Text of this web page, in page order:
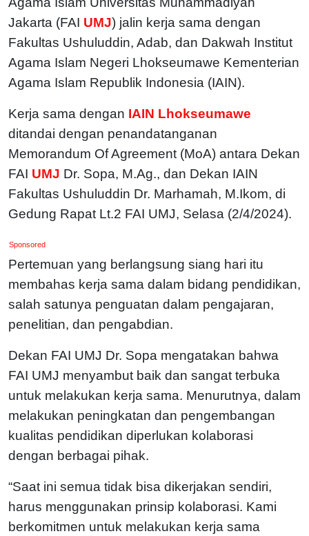
Jakarta (FAI UMJ) jalin kerja sama dengan
Fakultas Ushuluddin, Adab, dan Dakwah Institut
Agama Islam Negeri Lhokseumawe Kementerian
Agama Islam Republik Indonesia (IAIN).
Kerja sama dengan IAIN Lhokseumawe
ditandai dengan penandatanganan
Memorandum Of Agreement (MoA) antara Dekan
FAI UMJ Dr. Sopa, M.Ag., dan Dekan IAIN
Fakultas Ushuluddin Dr. Marhamah, M.Ikom, di
Gedung Rapat Lt.2 FAI UMJ, Selasa (2/4/2024).
Sponsored
Pertemuan yang berlangsung siang hari itu
membahas kerja sama dalam bidang pendidikan,
salah satunya penguatan dalam pengajaran,
penelitian, dan pengabdian.
Dekan FAI UMJ Dr. Sopa mengatakan bahwa
FAI UMJ menyambut baik dan sangat terbuka
untuk melakukan kerja sama. Menurutnya, dalam
melakukan peningkatan dan pengembangan
kualitas pendidikan diperlukan kolaborasi
dengan berbagai pihak.
“Saat ini semua tidak bisa dikerjakan sendiri,
harus menggunakan prinsip kolaborasi. Kami
berkomitmen untuk melakukan kerja sama